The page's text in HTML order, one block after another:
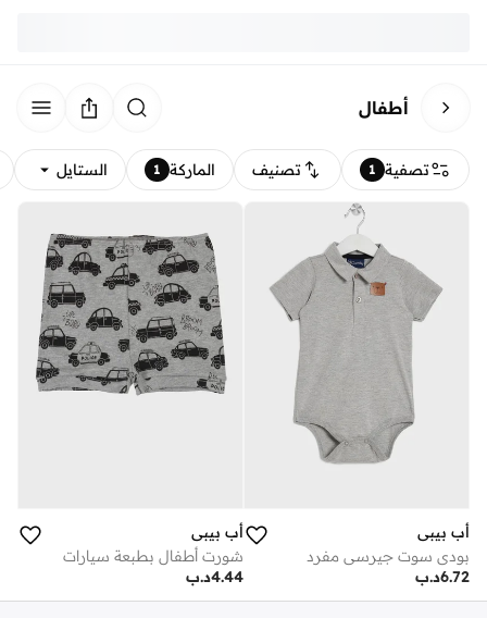
أطفال
تصفية 1 تصنيف الماركة 1 الستايل
أب بيبي
بودي سوت جيرسي مفرد
د.ب6.72
أب بيبي
شورت أطفال بطبعة سيارات
د.ب4.44